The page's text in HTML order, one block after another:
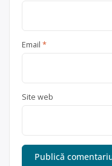
Email *
Site web